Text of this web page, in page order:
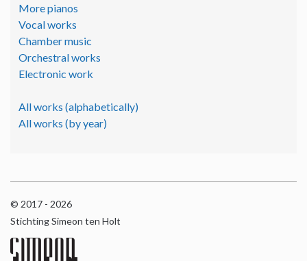
More pianos
Vocal works
Chamber music
Orchestral works
Electronic work
All works (alphabetically)
All works (by year)
© 2017 - 2026
Stichting Simeon ten Holt